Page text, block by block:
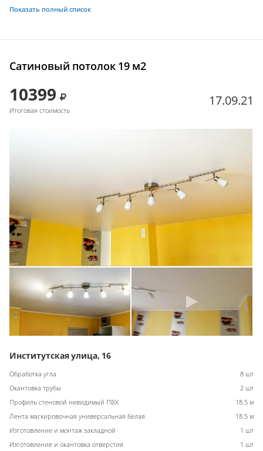
Показать полный список
Сатиновый потолок 19 м2
10399
Итоговая стоимость
17.09.21
Институтская улица, 16
Обработка угла
8 шт
Окантовка трубы
2 шт
Профиль стеновой невидимый ПВХ
18.5 м
Лента маскировочная универсальная белая
18.5 м
Изготовление и монтаж закладной
1 шт
Изготовление и окантовка отверстия
1 шт